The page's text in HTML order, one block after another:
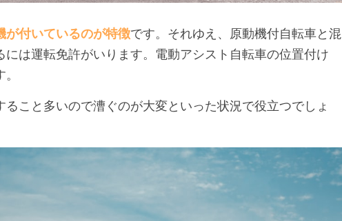
が付いているのが特徴です。それゆえ、原動機付自転車と混
には運転免許がいります。電動アシスト自転車の位置付け
こと多いので漕ぐのが大変といった状況で役立つでしょ